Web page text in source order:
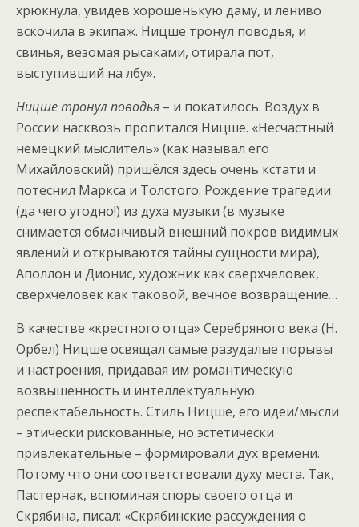
хрюкнула, увидев хорошенькую даму, и лениво
вскочила в экипаж. Ницше тронул поводья, и
свинья, везомая рысаками, отирала пот,
выступивший на лбу».
Ницше тронул поводья – и покатилось. Воздух в
России насквозь пропитался Ницше. «Несчастный
немецкий мыслитель» (как называл его
Михайловский) пришёлся здесь очень кстати и
потеснил Маркса и Толстого. Рождение трагедии
(да чего угодно!) из духа музыки (в музыке
снимается обманчивый внешний покров видимых
явлений и открываются тайны сущности мира),
Аполлон и Дионис, художник как сверхчеловек,
сверхчеловек как таковой, вечное возвращение…
В качестве «крестного отца» Серебряного века (Н.
Орбел) Ницше освящал самые разудалые порывы
и настроения, придавая им романтическую
возвышенность и интеллектуальную
респектабельность. Стиль Ницше, его идеи/мысли
– этически рискованные, но эстетически
привлекательные – формировали дух времени.
Потому что они соответствовали духу места. Так,
Пастернак, вспоминая споры своего отца и
Скрябина, писал: «Скрябинские рассуждения о